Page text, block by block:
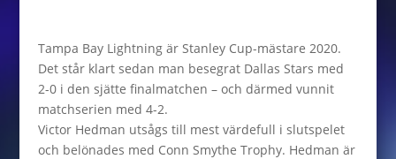
Tampa Bay Lightning är Stanley Cup-mästare 2020.
Det står klart sedan man besegrat Dallas Stars med
2-0 i den sjätte finalmatchen – och därmed vunnit
matchserien med 4-2.
Victor Hedman utsågs till mest värdefull i slutspelet
och belönades med Conn Smythe Trophy. Hedman är